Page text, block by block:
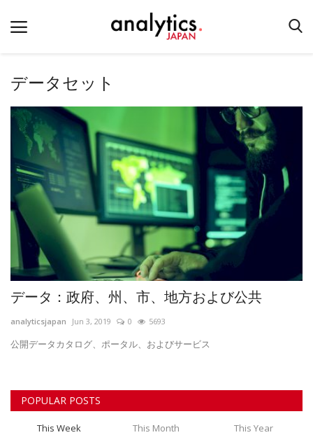
ホーム
お問い合わせ
テクノロジー
産業
イベント
教育
企業リンク
Login
データセット
データ：政府、州、市、地方および公共
analyticsjapan Jun 3, 2019 0 5693
公開データカタログ、ポータル、およびサービス
POPULAR POSTS
This Week This Month This Year